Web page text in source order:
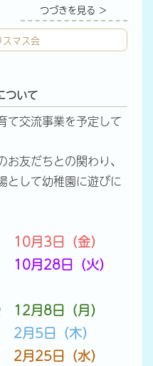
つづきを見る ＞
マス会
ついて
て交流事業を予定して
友だちとの関わり、
として幼稚園に遊びに
日（金）
月28日（火）
12月8日（月）
5日（木）
日（水）